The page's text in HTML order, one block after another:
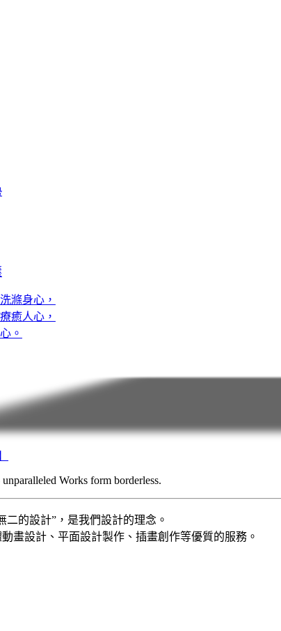
滌身心，
癒人心，
。
的設計
Works form borderless.
二的設計”，是我們設計的理念。
畫設計、平面設計製作、插畫創作等優質的服務。